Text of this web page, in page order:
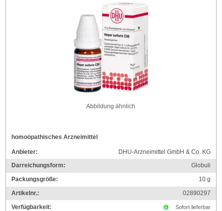
Abbildung ähnlich
homoöpathisches Arzneimittel
Anbieter:
DHU-Arzneimittel GmbH & Co. KG
Darreichungsform:
Globuli
Packungsgröße:
10g
Artikelnr.:
02890297
Verfügbarkeit:
Sofort lieferbar